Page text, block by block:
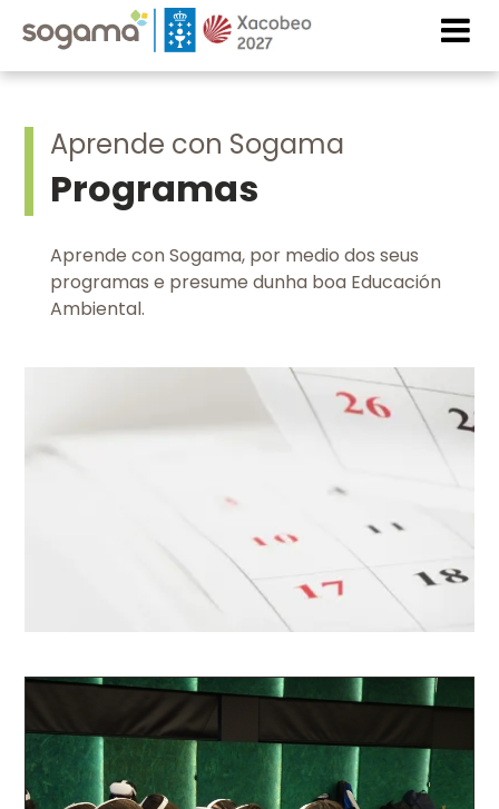
Skip to main content
Imaxe Imaxe
Aprende con Sogama
Programas
Aprende con Sogama, por medio dos seus
programas e presume dunha boa Educación
Ambiental.